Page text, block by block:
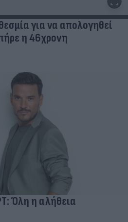
για να απολογηθεί
η 46χρονη
Όλη η αλήθεια